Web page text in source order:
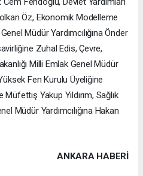
Öz, Ekonomik Modelleme
Müdür Yardımcılığına Önder
Zuhal Edis, Çevre,
Milli Emlak Genel Müdür
Fen Kurulu Üyeliğine
Yakup Yıldırım, Sağlık
Müdür Yardımcılığına Hakan
ANKARA HABERİ